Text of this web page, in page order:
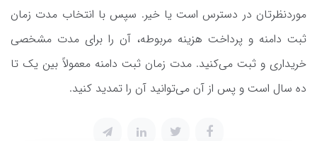
موردنظرتان در دسترس است یا خیر. سپس با انتخاب مدت زمان
ثبت دامنه و پرداخت هزینه مربوطه، آن را برای مدت مشخصی
خریداری و ثبت می‌کنید. مدت زمان ثبت دامنه معمولاً بین یک تا
ده سال است و پس از آن می‌توانید آن را تمدید کنید.